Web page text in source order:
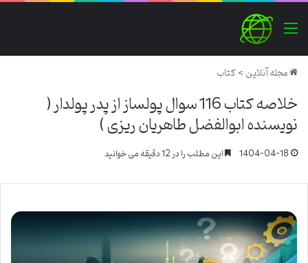
منو
مجله آنلاین>کتاب
خلاصه کتاب 116 سوال پولساز از پدر پولدار (
نویسنده ابوالفضل طاهریان ریزی )
1404-04-18 این مطلب را در 12 دقیقه می خوانید